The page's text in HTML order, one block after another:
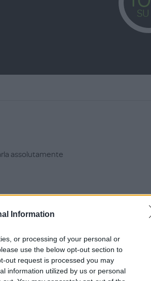
Information
or processing of your personal or
use the below opt-out section to
out request is processed you may
information utilized by us or personal
assolutamente
LOGIN